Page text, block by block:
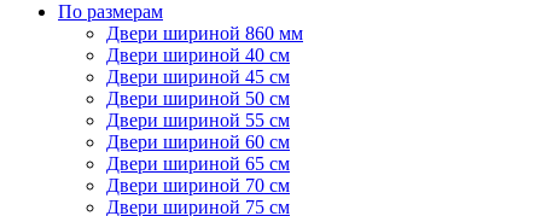
По размерам
Двери шириной 860 мм
Двери шириной 40 см
Двери шириной 45 см
Двери шириной 50 см
Двери шириной 55 см
Двери шириной 60 см
Двери шириной 65 см
Двери шириной 70 см
Двери шириной 75 см